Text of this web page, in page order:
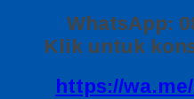
WhatsApp:
Klik untuk
https://